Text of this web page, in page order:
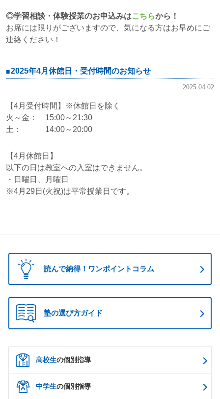
◎学習相談・体験授業のお申込みはこちらから！
お席には限りがございますので、気になる方はお早めにご
連絡ください！
2025年4月休館日・受付時間のお知らせ
2025.04.02
【4月受付時間】※休館日を除く
火～金： 15:00～21:30
土： 14:00～20:00
【4月休館日】
以下の日は教室への入室はできません。
・日曜日、月曜日
※4月29日(火祝)は平常授業日です。
読んで納得！ワンポイントコラム
塾の選び方ガイド
高校生の個別指導
中学生の個別指導